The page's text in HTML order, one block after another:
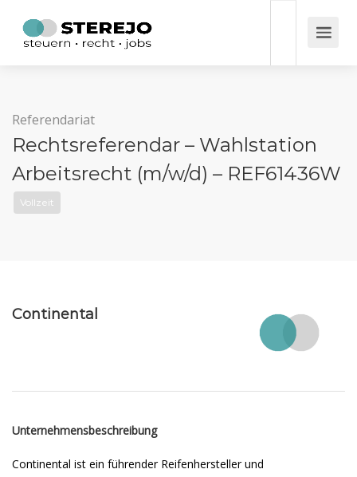
Referendariat
Rechtsreferendar – Wahlstation
Arbeitsrecht (m/w/d) – REF61436W
Vollzeit
Continental
Unternehmensbeschreibung
Continental ist ein führender Reifenhersteller und